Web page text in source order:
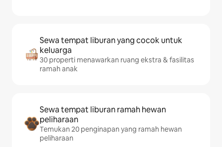
Sewa tempat liburan yang cocok untuk
keluarga
30 properti menawarkan ruang ekstra & fasilitas
ramah anak
Sewa tempat liburan ramah hewan
peliharaan
Temukan 20 penginapan yang ramah hewan
peliharaan